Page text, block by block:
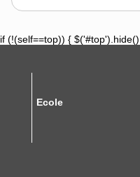
if (!(self==top)) {
Ecole